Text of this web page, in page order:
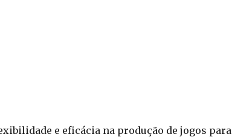
e eficácia na produção de jogos para